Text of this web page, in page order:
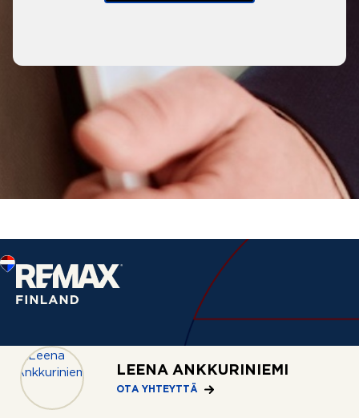
LEENA ANKKURINIEMI
OTA YHTEYTTÄ
Palvelut
Asuntohaku
Myymässä